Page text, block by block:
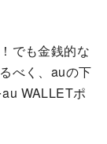
でも金銭的な
べく、auの下
WALLETポ